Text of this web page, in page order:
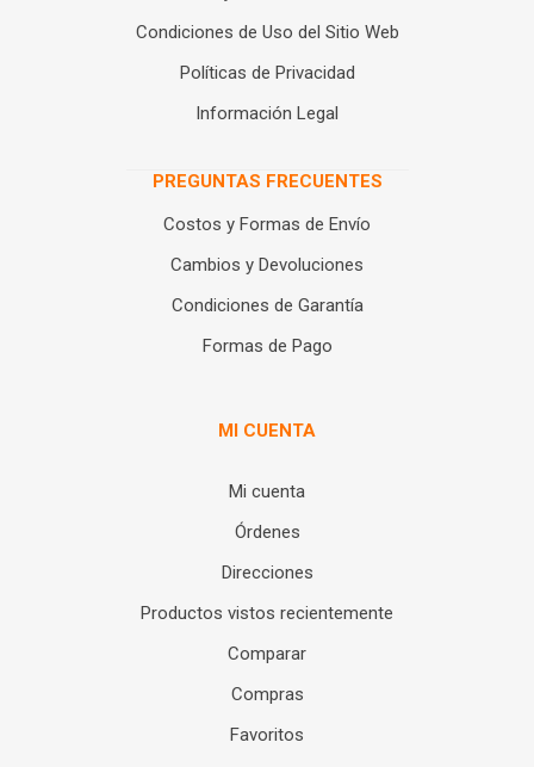
Condiciones de Uso del Sitio Web
Políticas de Privacidad
Información Legal
PREGUNTAS FRECUENTES
Costos y Formas de Envío
Cambios y Devoluciones
Condiciones de Garantía
Formas de Pago
MI CUENTA
Mi cuenta
Órdenes
Direcciones
Productos vistos recientemente
Comparar
Compras
Favoritos